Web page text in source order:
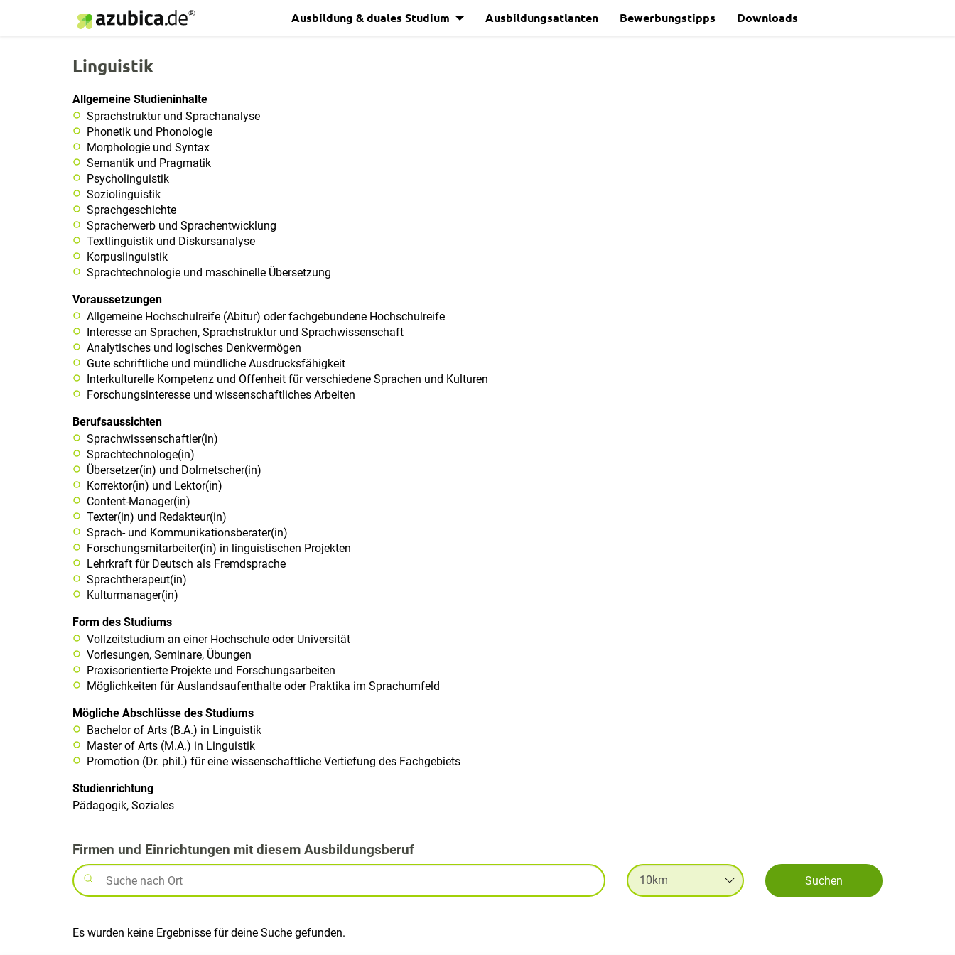
Ausbildung & duales Studium Ausbildungsatlanten Bewerbungstipps Downloads
Linguistik
Allgemeine Studieninhalte
Sprachstruktur und Sprachanalyse
Phonetik und Phonologie
Morphologie und Syntax
Semantik und Pragmatik
Psycholinguistik
Soziolinguistik
Sprachgeschichte
Spracherwerb und Sprachentwicklung
Textlinguistik und Diskursanalyse
Korpuslinguistik
Sprachtechnologie und maschinelle Übersetzung
Voraussetzungen
Allgemeine Hochschulreife (Abitur) oder fachgebundene Hochschulreife
Interesse an Sprachen, Sprachstruktur und Sprachwissenschaft
Analytisches und logisches Denkvermögen
Gute schriftliche und mündliche Ausdrucksfähigkeit
Interkulturelle Kompetenz und Offenheit für verschiedene Sprachen und Kulturen
Forschungsinteresse und wissenschaftliches Arbeiten
Berufsaussichten
Sprachwissenschaftler(in)
Sprachtechnologe(in)
Übersetzer(in) und Dolmetscher(in)
Korrektor(in) und Lektor(in)
Content-Manager(in)
Texter(in) und Redakteur(in)
Sprach- und Kommunikationsberater(in)
Forschungsmitarbeiter(in) in linguistischen Projekten
Lehrkraft für Deutsch als Fremdsprache
Sprachtherapeut(in)
Kulturmanager(in)
Form des Studiums
Vollzeitstudium an einer Hochschule oder Universität
Vorlesungen, Seminare, Übungen
Praxisorientierte Projekte und Forschungsarbeiten
Möglichkeiten für Auslandsaufenthalte oder Praktika im Sprachumfeld
Mögliche Abschlüsse des Studiums
Bachelor of Arts (B.A.) in Linguistik
Master of Arts (M.A.) in Linguistik
Promotion (Dr. phil.) für eine wissenschaftliche Vertiefung des Fachgebiets
Studienrichtung
Pädagogik, Soziales
Firmen und Einrichtungen mit diesem Ausbildungsberuf
Suchen
Es wurden keine Ergebnisse für deine Suche gefunden.